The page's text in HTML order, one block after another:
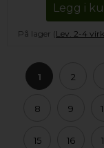
Legg i
På lager (Lev. 2-4
1 2
8 9
15 16